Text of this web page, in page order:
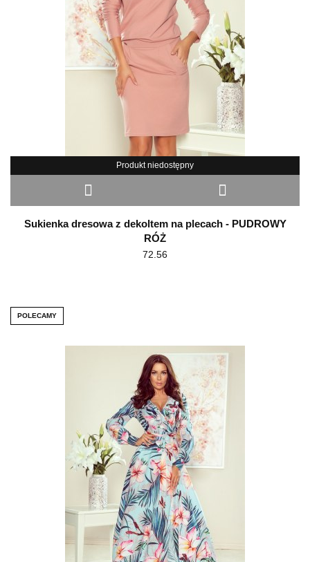
Produkt niedostępny
Sukienka dresowa z dekoltem na plecach - PUDROWY
RÓŻ
72.56
POLECAMY